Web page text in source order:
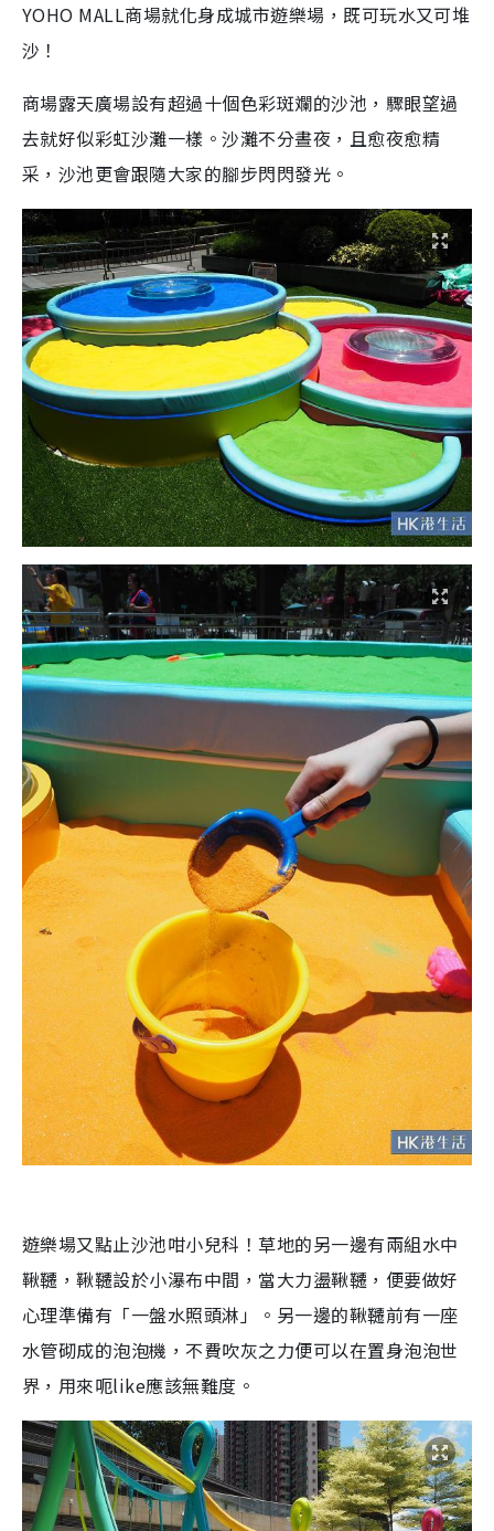
YOHO MALL商場就化身成城市遊樂場，既可玩水又可堆
沙！
商場露天廣場設有超過十個色彩斑斕的沙池，驟眼望過
去就好似彩虹沙灘一樣。沙灘不分晝夜，且愈夜愈精
采，沙池更會跟隨大家的腳步閃閃發光。
遊樂場又點止沙池咁小兒科！草地的另一邊有兩組水中
鞦韆，鞦韆設於小瀑布中間，當大力盪鞦韆，便要做好
心理準備有「一盤水照頭淋」。另一邊的鞦韆前有一座
水管砌成的泡泡機，不費吹灰之力便可以在置身泡泡世
界，用來呃like應該無難度。